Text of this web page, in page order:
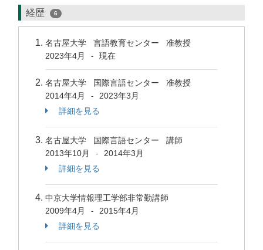
経歴 6
名古屋大学 言語教育センター 准教授
2023年4月
- 現在
名古屋大学 国際言語センター 准教授
2014年4月
-
2023年3月
詳細を見る
名古屋大学 国際言語センター 講師
2013年10月
-
2014年3月
詳細を見る
中京大学情報理工学部非常勤講師
2009年4月
-
2015年4月
詳細を見る